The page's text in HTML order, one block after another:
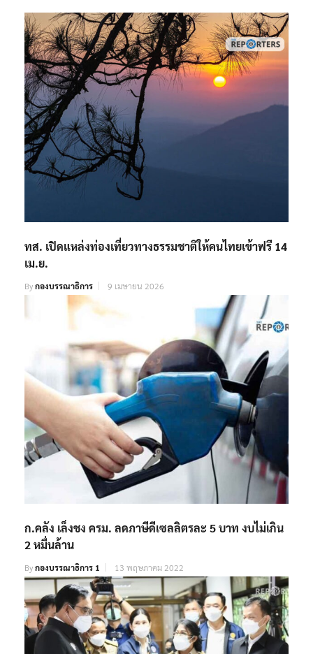
ทส. เปิดแหล่งท่องเที่ยวทางธรรมชาติให้คนไทยเข้าฟรี 14
เม.ย.
Byกองบรรณาธิการ 9 เมษายน 2026
ก.คลัง เล็งชง ครม. ลดภาษีดีเซลลิตรละ 5 บาท งบไม่เกิน
2 หมื่นล้าน
Byกองบรรณาธิการ 1 13 พฤษภาคม 2022